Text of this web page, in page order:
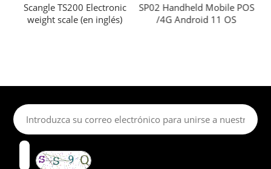
Scangle TS200 Electronic
weight scale (en inglés)
SP02 Handheld Mobile POS
/4G Android 11 OS